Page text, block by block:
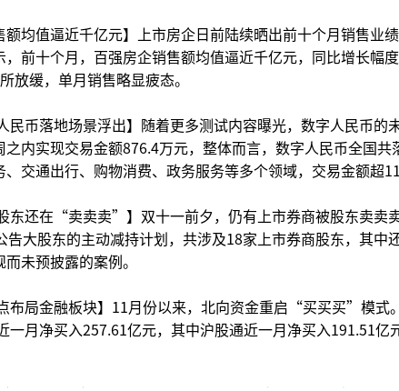
额均值逼近千亿元】上市房企日前陆续晒出前十个月销售业
前十个月，百强房企销售额均值逼近千亿元，同比增长幅
放缓，单月销售略显疲态。
民币落地场景浮出】随着更多测试内容曝光，数字人民币的
内实现交易金额876.4万元，整体而言，数字人民币全国共
交通出行、购物消费、政务服务等多个领域，交易金额超11
东还在“卖卖卖”】双十一前夕，仍有上市券商被股东卖卖
告大股东的主动减持计划，共涉及18家上市券商股东，其中
未预披露的案例。
布局金融板块】11月份以来，北向资金重启“买买买”模式
一月净买入257.61亿元，其中沪股通近一月净买入191.51亿